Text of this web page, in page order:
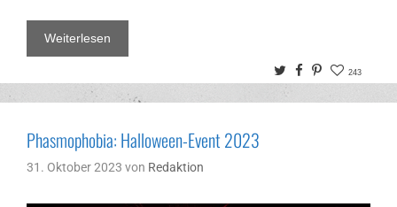
Weiterlesen
TwitterFacebook
Pinterest
243
Phasmophobia: Halloween-Event 2023
31. Oktober 2023 von Redaktion